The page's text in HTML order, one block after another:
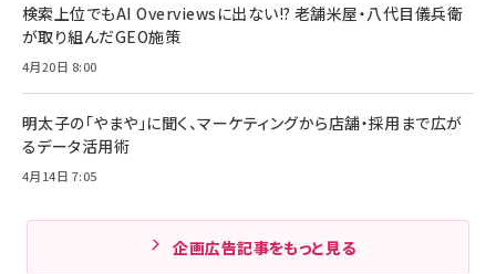
検索上位でもAI Overviewsに出ない!? 老舗米屋・八代目儀兵衛
が取り組んだGEO施策
4月20日 8:00
明太子の「やまや」に聞く、マーケティングから店舗・採用まで広が
るデータ活用術
4月14日 7:05
企画広告記事をもっと見る